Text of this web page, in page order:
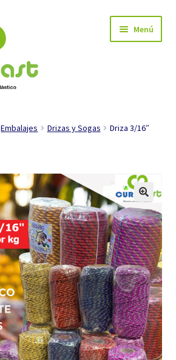
Menú
el
menú
hijo
el
menú
hijo
Embalajes Drizas y Sogas
Driza 3/16″